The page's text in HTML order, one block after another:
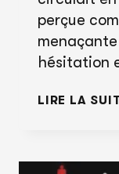
perçue
hésitation
LIRE LA